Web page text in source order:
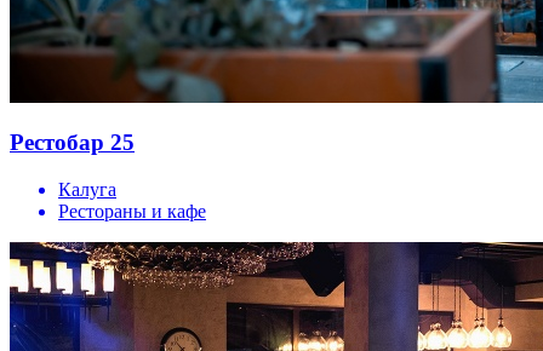
Рестобар 25
Калуга
Рестораны и кафе